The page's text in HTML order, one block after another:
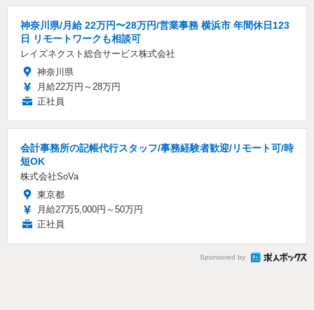
神奈川県/月給 22万円〜28万円/営業事務 横浜市 年間休日123
日 リモートワークも相談可
レイズネクスト総合サービス株式会社
神奈川県
月給22万円～28万円
正社員
会計事務所の記帳代行スタッフ/事務経験者歓迎/リモート可/時
短OK
株式会社SoVa
東京都
月給27万5,000円～50万円
正社員
Sponsored by